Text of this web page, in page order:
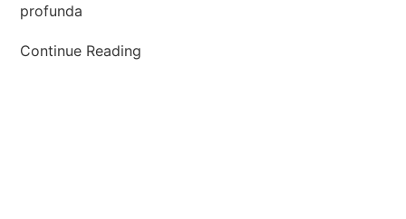
profunda
Continue Reading